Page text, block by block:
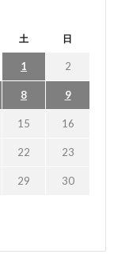
土 日
1 2
8 9
15 16
22 23
29 30